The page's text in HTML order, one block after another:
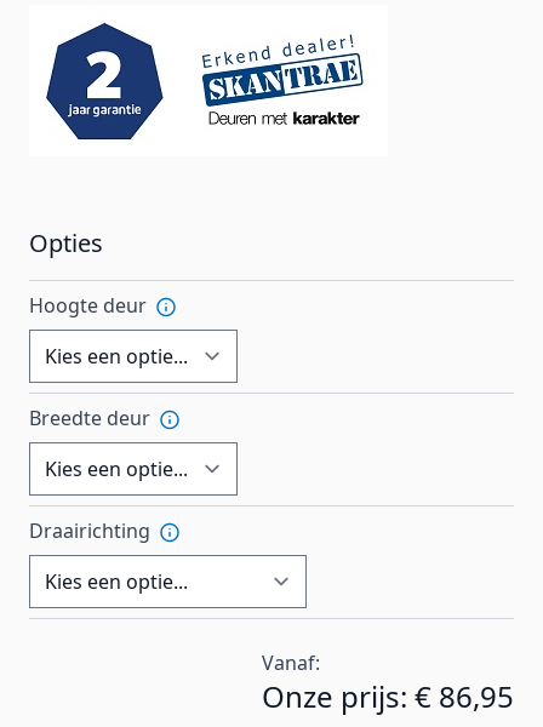
Opties
Hoogte deur
Breedte deur
Draairichting
Vanaf:
Onze prijs: € 86,95